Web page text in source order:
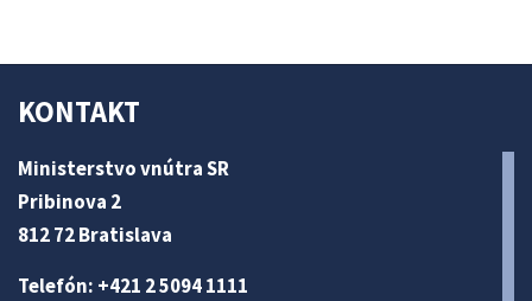
KONTAKT
Ministerstvo vnútra SR
Pribinova 2
812 72 Bratislava
Telefón: +421 2 5094 1111